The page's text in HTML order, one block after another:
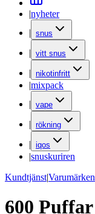
|nyheter
| snus
| vitt snus
| nikotinfritt
|mixpack
| vape
| rökning
| iqos
|snuskuriren
Kundtjänst|Varumärken
600 Puffar